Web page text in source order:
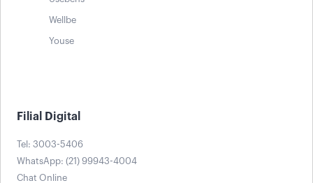
Wellbe
Youse
Filial Digital
Tel: 3003-5406
WhatsApp: (21) 99943-4004
Chat Online